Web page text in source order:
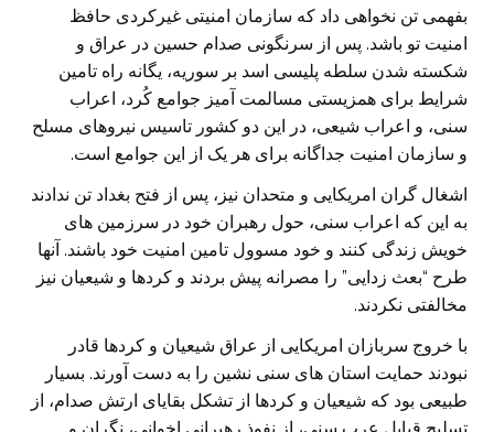
بفهمی تن نخواهی داد که سازمان امنیتی غیرکردی حافظ
امنیت تو باشد. پس از سرنگونی صدام حسین در عراق و
شکسته شدن سلطه پلیسی اسد بر سوریه، یگانه راه تامین
شرایط برای همزیستی مسالمت آمیز جوامع کُرد، اعراب
سنی، و اعراب شیعی، در این دو کشور تاسیس نیروهای مسلح
و سازمان امنیت جداگانه برای هر یک از این جوامع است.
اشغال گران امریکایی و متحدان نیز، پس از فتح بغداد تن ندادند
به این که اعراب سنی، حول رهبران خود در سرزمین های
خویش زندگی کنند و خود مسوول تامین امنیت خود باشند. آنها
طرح “بعث زدایی” را مصرانه پیش بردند و کردها و شیعیان نیز
مخالفتی نکردند.
با خروج سربازان امریکایی از عراق شیعیان و کردها قادر
نبودند حمایت استان های سنی نشین را به دست آورند. بسیار
طبیعی بود که شیعیان و کردها از تشکل بقایای ارتش صدام، از